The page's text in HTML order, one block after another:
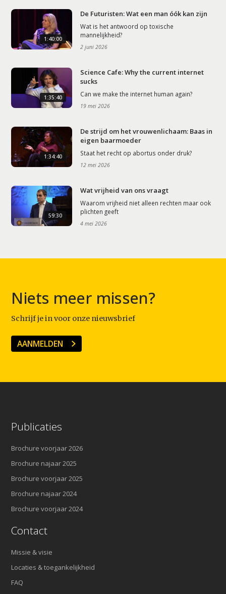
1:40:00
De Futuristen: Wat een man óók kan zijn
Wat is het antwoord op toxische
mannelijkheid?
2 juni 2026
1:35:40
Science Cafe: Why the current internet
sucks
Can we make the internet human again?
19 mei 2026
1:34:40
De strijd om het vrouwenlichaam: Baas in
eigen baarmoeder
Staat het recht op abortus onder druk?
12 mei 2026
59:30
Wat vrijheid van ons vraagt
Waarom vrijheid niet alleen rechten maar ook
plichten geeft
4 mei 2026
Niets meer missen?
Schrijf je in voor onze nieuwsbrief
AANMELDEN
Publicaties
Brochure voorjaar 2026
Brochure najaar 2025
Brochure voorjaar 2025
Brochure najaar 2024
Brochure voorjaar 2024
Contact
Missie & visie
Locaties & toegankelijkheid
FAQ